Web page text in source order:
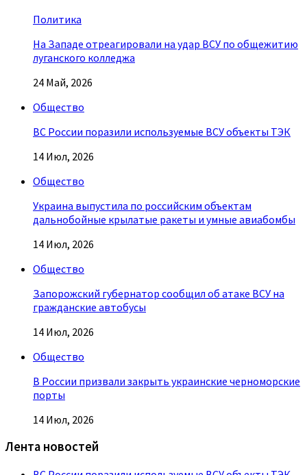
Политика
На Западе отреагировали на удар ВСУ по общежитию
луганского колледжа
24 Май, 2026
Общество
ВС России поразили используемые ВСУ объекты ТЭК
14 Июл, 2026
Общество
Украина выпустила по российским объектам
дальнобойные крылатые ракеты и умные авиабомбы
14 Июл, 2026
Общество
Запорожский губернатор сообщил об атаке ВСУ на
гражданские автобусы
14 Июл, 2026
Общество
В России призвали закрыть украинские черноморские
порты
14 Июл, 2026
Лента новостей